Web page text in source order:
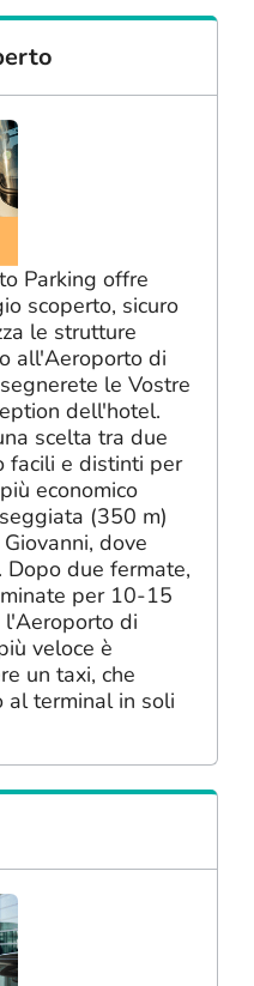
Parking offre
scoperto, sicuro
le strutture
all'Aeroporto di
le Vostre
dell'hotel.
scelta tra due
facili e distinti per
economico
(350 m)
dove
due fermate,
per 10-15
di
veloce è
un taxi, che
al terminal in soli